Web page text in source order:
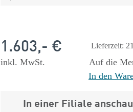
Lieferzeit:
1.603,- €
inkl. MwSt.
Auf die
In den
In einer Filiale